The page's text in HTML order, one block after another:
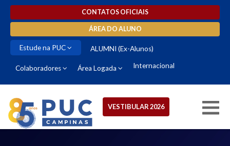
CONTATOS OFICIAIS
ÁREA DO ALUNO
Estude na PUC ALUMNI (Ex-Alunos)
Colaboradores Área Logada Internacional
VESTIBULAR 2026